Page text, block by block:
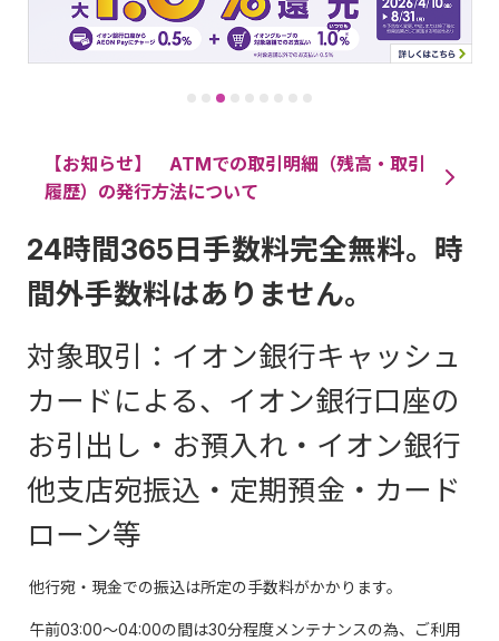
【お知らせ】 ATMでの取引明細（残高・取引
履歴）の発行方法について
24時間365日手数料完全無料。時
間外手数料はありません。
対象取引：イオン銀行キャッシュ
カードによる、イオン銀行口座の
お引出し・お預入れ・イオン銀行
他支店宛振込・定期預金・カード
ローン等
他行宛・現金での振込は所定の手数料がかかります。
午前03:00～04:00の間は30分程度メンテナンスの為、ご利用